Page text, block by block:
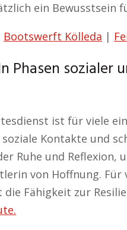
ein Bewusstsein
Bootswerft Kölleda |
Phasen
ist für viele
Kontakte und
Ruhe und Reflexion,
von Hoffnung. Für
die Fähigkeit zur